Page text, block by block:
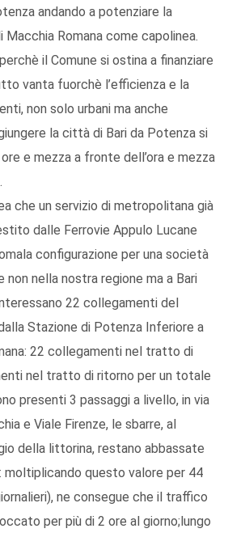
andando a potenziare la
Romana come capolinea.
il Comune si ostina a finanziare
vanta fuorchè l’efficienza e la
non solo urbani ma anche
la città di Bari da Potenza si
e mezza a fronte dell’ora e mezza
che un servizio di metropolitana già
dalle Ferrovie Appulo Lucane
configurazione per una società
nella nostra regione ma a Bari
22 collegamenti del
Stazione di Potenza Inferiore a
22 collegamenti nel tratto di
nel tratto di ritorno per un totale
presenti 3 passaggi a livello, in via
e Viale Firenze, le sbarre, al
della littorina, restano abbassate
moltiplicando questo valore per 44
ne consegue che il traffico
per più di 2 ore al giorno;lungo